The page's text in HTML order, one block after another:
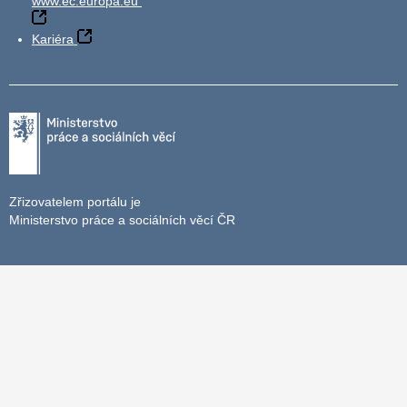
Kariéra
Zřizovatelem portálu je
Ministerstvo práce a sociálních věcí ČR